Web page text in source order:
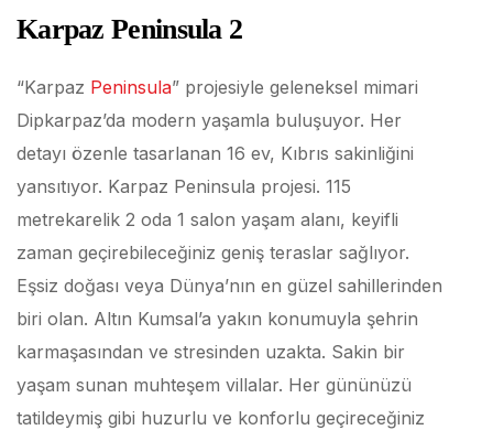
Karpaz Peninsula 2
“Karpaz Peninsula” projesiyle geleneksel mimari
Dipkarpaz’da modern yaşamla buluşuyor. Her
detayı özenle tasarlanan 16 ev, Kıbrıs sakinliğini
yansıtıyor. Karpaz Peninsula projesi. 115
metrekarelik 2 oda 1 salon yaşam alanı, keyifli
zaman geçirebileceğiniz geniş teraslar sağlıyor.
Eşsiz doğası veya Dünya’nın en güzel sahillerinden
biri olan. Altın Kumsal’a yakın konumuyla şehrin
karmaşasından ve stresinden uzakta. Sakin bir
yaşam sunan muhteşem villalar. Her gününüzü
tatildeymiş gibi huzurlu ve konforlu geçireceğiniz